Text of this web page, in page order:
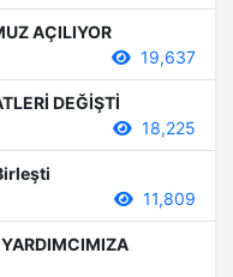
AÇILIYOR
19,637
DEĞİŞTİ
18,225
11,809